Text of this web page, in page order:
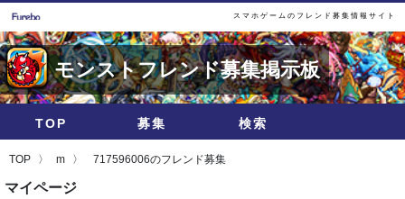
スマホゲームのフレンド募集情報サイト
モンストフレンド募集掲示板
TOP 募集 検索
TOP m 717596006のフレンド募集
マイページ